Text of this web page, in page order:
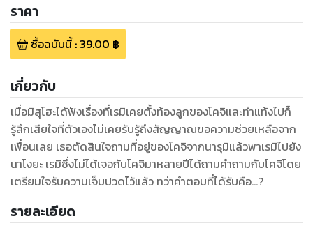
ราคา
ซื้อฉบับนี้: 39.00 ฿
เกี่ยวกับ
เมื่อมิสุโฮะได้ฟังเรื่องที่เรมิเคยตั้งท้องลูกของโคจิและทำแท้งไปก็
รู้สึกเสียใจที่ตัวเองไม่เคยรับรู้ถึงสัญญาณขอความช่วยเหลือจาก
เพื่อนเลย เธอตัดสินใจถามที่อยู่ของโคจิจากนารุมิแล้วพาเรมิไปยัง
นาโงยะ เรมิซึ่งไม่ได้เจอกับโคจิมาหลายปีได้ถามคำถามกับโคจิโดย
เตรียมใจรับความเจ็บปวดไว้แล้ว ทว่าคำตอบที่ได้รับคือ...?
รายละเอียด